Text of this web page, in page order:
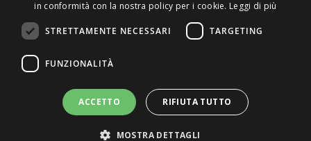
DELLA TORRE, 15 – 20127 – MILANO – P. IVA
SITO REALIZZATO DA GRAFICAEFOTO WEB AGENCY –
PARTNER SINTEL
in conformità con la nostra policy per i cookie. Leggi di più
STRETTAMENTE NECESSARI TARGETING
FUNZIONALITÀ
ACCETTO RIFIUTA TUTTO
MOSTRA DETTAGLI